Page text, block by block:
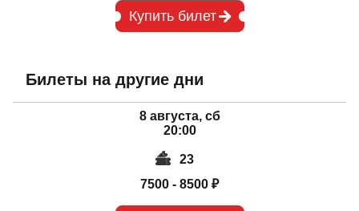
Купить билет
Билеты на другие дни
8 августа, сб
20:00
23
7500 - 8500 ₽